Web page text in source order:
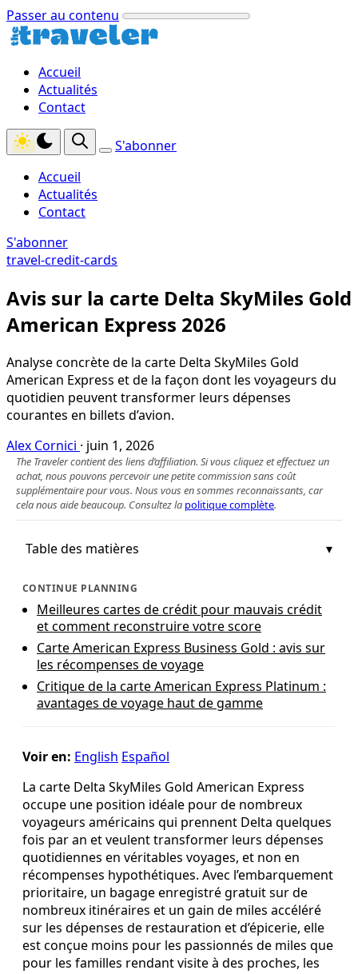
Passer au contenu
Accueil
Actualités
Contact
S'abonner
Accueil
Actualités
Contact
S'abonner
travel-credit-cards
Avis sur la carte Delta SkyMiles Gold
American Express 2026
Analyse concrète de la carte Delta SkyMiles Gold
American Express et de la façon dont les voyageurs du
quotidien peuvent transformer leurs dépenses
courantes en billets d’avion.
Alex Cornici · juin 1, 2026
The Traveler contient des liens d’affiliation. Si vous cliquez et effectuez un
achat, nous pouvons percevoir une petite commission sans coût
supplémentaire pour vous. Nous vous en sommes reconnaissants, car
cela nous aide beaucoup. Consultez la politique complète.
Table des matières
CONTINUE PLANNING
Meilleures cartes de crédit pour mauvais crédit
et comment reconstruire votre score
Carte American Express Business Gold : avis sur
les récompenses de voyage
Critique de la carte American Express Platinum :
avantages de voyage haut de gamme
Voir en: English Español
La carte Delta SkyMiles Gold American Express
occupe une position idéale pour de nombreux
voyageurs américains qui prennent Delta quelques
fois par an et veulent transformer leurs dépenses
quotidiennes en véritables voyages, et non en
récompenses hypothétiques. Avec l’embarquement
prioritaire, un bagage enregistré gratuit sur de
nombreux itinéraires et un gain de miles accéléré
sur les dépenses de restauration et d’épicerie, elle
est conçue moins pour les passionnés de miles que
pour les familles rendant visite à des proches, les